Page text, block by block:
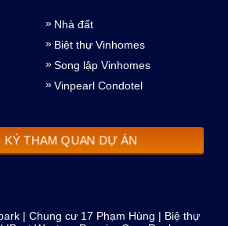
Nhà đất
Biệt thự Vinhomes
Song lập Vinhomes
Vinpearl Condotel
KÝ THAM QUAN DỰ ÁN
| Chung cư 17 Phạm Hùng | Biệ thự